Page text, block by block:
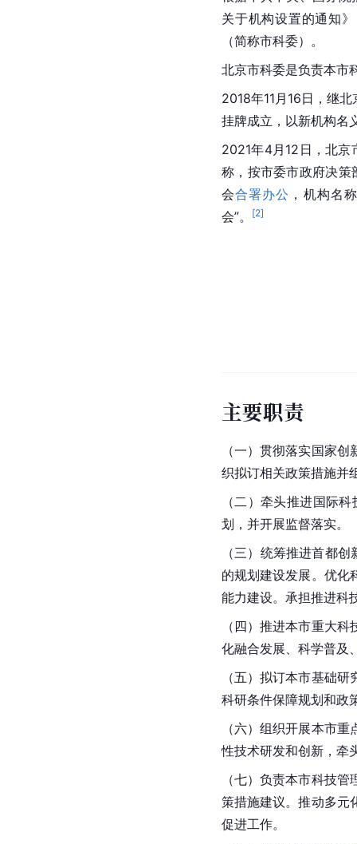
关于机构设置的通知
（简称市科委）。
北京市科委是负责本市
2018年11月16日，继
挂牌成立，以新机构名
2021年4月12日，北京
称，按市委市政府决策
会合署办公 ，机构名
会”。
[2]
主要职责
（一）贯彻落实国家
织拟订相关政策措施并
（二）牵头推进国际
划，并开展监督落实。
（三）统筹推进首都
的规划建设发展。优化
能力建设。承担推进科
（四）推进本市重大
化融合发展、科学普及
（五）拟订本市基础
科研条件保障规划和政
（六）组织开展本市
性技术研发和创新，牵
（七）负责本市科技
策措施建议。推动多元
促进工作。